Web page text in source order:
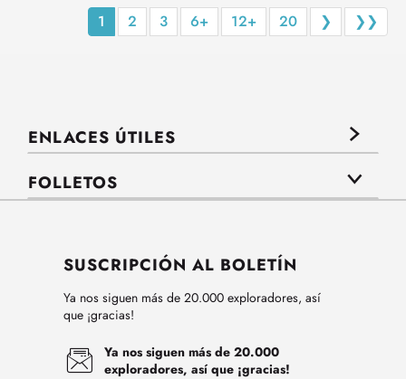
1 2 3 6+ 12+ 20 ❯ ❯❯
ENLACES ÚTILES
FOLLETOS
SUSCRIPCIÓN AL BOLETÍN
Ya nos siguen más de 20.000 exploradores, así
que ¡gracias!
Ya nos siguen más de 20.000
exploradores, así que ¡gracias!